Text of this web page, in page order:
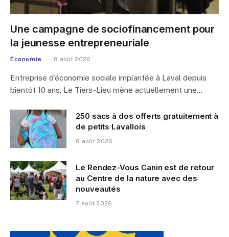
Une campagne de sociofinancement pour
la jeunesse entrepreneuriale
Économie 8 août 2026
Entreprise d’économie sociale implantée à Laval depuis
bientôt 10 ans, Le Tiers-Lieu mène actuellement une…
250 sacs à dos offerts gratuitement à
de petits Lavallois
8 août 2026
Le Rendez-Vous Canin est de retour
au Centre de la nature avec des
nouveautés
7 août 2026